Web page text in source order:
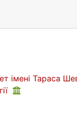
імені Тараса